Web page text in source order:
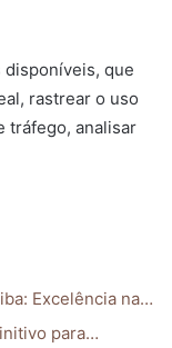
disponíveis, que
rastrear o uso
tráfego, analisar
Excelência na…
para…